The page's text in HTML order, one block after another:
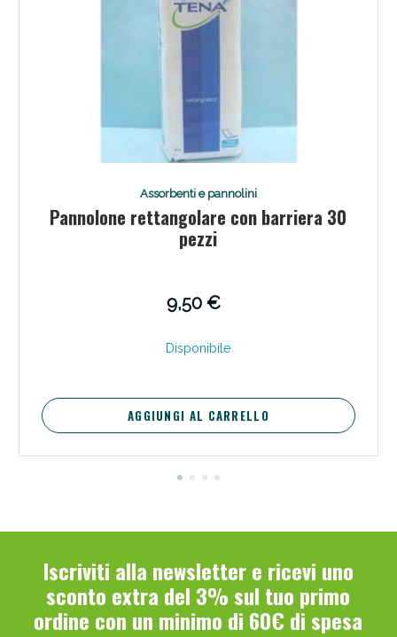
Assorbenti e pannolini
Pannolone rettangolare con barriera 30
pezzi
9,50 €
Disponibile
AGGIUNGI AL CARRELLO
Iscriviti alla newsletter e ricevi uno
sconto extra del 3% sul tuo primo
ordine con un minimo di 60€ di spesa
Benessere Intestinale: Sconto fino al 55% valido
oggi!
Scopri le offerte di Oggi